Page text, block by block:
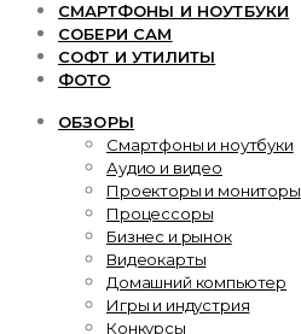
СМАРТФОНЫ И НОУТБУКИ
СОБЕРИ САМ
СОФТ И УТИЛИТЫ
ФОТО
ОБЗОРЫ
Смартфоны и ноутбуки
Аудио и видео
Проекторы и мониторы
Процессоры
Бизнес и рынок
Видеокарты
Домашний компьютер
Игры и индустрия
Конкурсы